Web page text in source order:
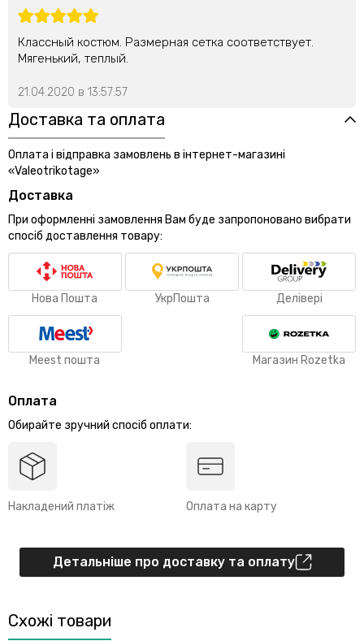
Классный костюм. Размерная сетка соответствует.
Мягенький, теплый.
21.04.2020 в 13:57:57
Доставка та оплата
Оплата і відправка замовлень в інтернет-магазині
«Valeotrikotage»
Доставка
При оформленні замовлення Вам буде запропоновано вибрати
спосіб доставлення товару:
Нова Пошта УкрПошта Делівері
Meest пошта Магазин Rozetka
Оплата
Обирайте зручний спосіб оплати:
Накладений платіж Оплата на карту
Детальніше про доставку та оплату
Схожі товари